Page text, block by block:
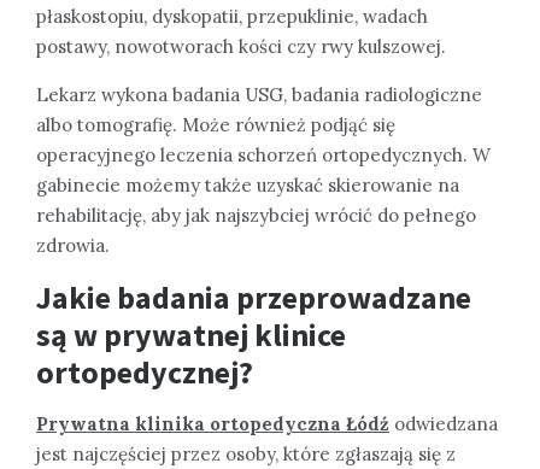
płaskostopiu, dyskopatii, przepuklinie, wadach
postawy, nowotworach kości czy rwy kulszowej.
Lekarz wykona badania USG, badania radiologiczne
albo tomografię. Może również podjąć się
operacyjnego leczenia schorzeń ortopedycznych. W
gabinecie możemy także uzyskać skierowanie na
rehabilitację, aby jak najszybciej wrócić do pełnego
zdrowia.
Jakie badania przeprowadzane
są w prywatnej klinice
ortopedycznej?
Prywatna klinika ortopedyczna Łódź odwiedzana
jest najczęściej przez osoby, które zgłaszają się z